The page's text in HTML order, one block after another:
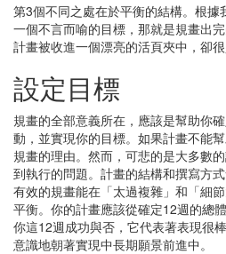
第3個不同之處在於平衡的結構。根
一個不言而喻的目標，那就是規畫出
計畫被收進一個漂亮的活頁夾中，卻很
設定目標
規畫的全部意義所在，應該是幫助你
動，並實現你的目標。如果計畫不能
規畫的理由。然而，可悲的是大多數
到執行的問題。計畫的結構和撰寫方
有效的規畫能在「太過複雜」和「細
平衡。你的計畫應該從確定12週的總
你這12週成功與否，它代表著表現很
意識地朝著實現中長期願景前進中。